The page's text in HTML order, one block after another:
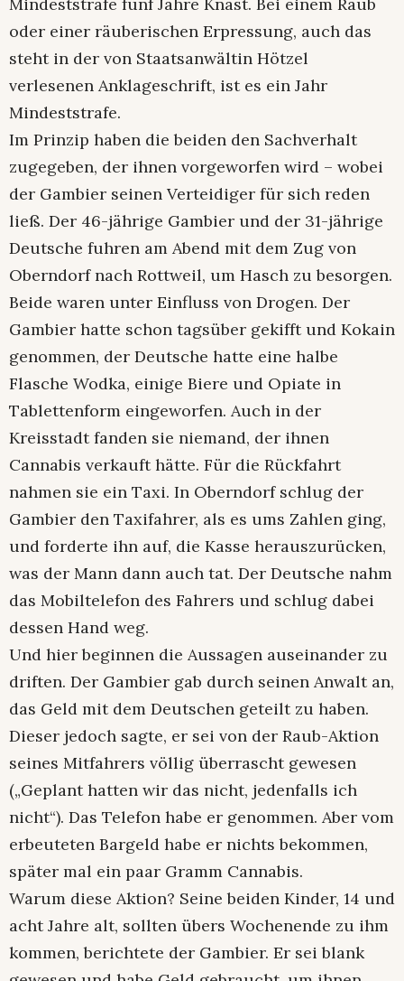
Mindeststrafe fünf Jahre Knast. Bei einem Raub
oder einer räuberischen Erpressung, auch das
steht in der von Staatsanwältin Hötzel
verlesenen Anklageschrift, ist es ein Jahr
Mindeststrafe.
Im Prinzip haben die beiden den Sachverhalt
zugegeben, der ihnen vorgeworfen wird – wobei
der Gambier seinen Verteidiger für sich reden
ließ. Der 46-jährige Gambier und der 31-jährige
Deutsche fuhren am Abend mit dem Zug von
Oberndorf nach Rottweil, um Hasch zu besorgen.
Beide waren unter Einfluss von Drogen. Der
Gambier hatte schon tagsüber gekifft und Kokain
genommen, der Deutsche hatte eine halbe
Flasche Wodka, einige Biere und Opiate in
Tablettenform eingeworfen. Auch in der
Kreisstadt fanden sie niemand, der ihnen
Cannabis verkauft hätte. Für die Rückfahrt
nahmen sie ein Taxi. In Oberndorf schlug der
Gambier den Taxifahrer, als es ums Zahlen ging,
und forderte ihn auf, die Kasse herauszurücken,
was der Mann dann auch tat. Der Deutsche nahm
das Mobiltelefon des Fahrers und schlug dabei
dessen Hand weg.
Und hier beginnen die Aussagen auseinander zu
driften. Der Gambier gab durch seinen Anwalt an,
das Geld mit dem Deutschen geteilt zu haben.
Dieser jedoch sagte, er sei von der Raub-Aktion
seines Mitfahrers völlig überrascht gewesen
(„Geplant hatten wir das nicht, jedenfalls ich
nicht“). Das Telefon habe er genommen. Aber vom
erbeuteten Bargeld habe er nichts bekommen,
später mal ein paar Gramm Cannabis.
Warum diese Aktion? Seine beiden Kinder, 14 und
acht Jahre alt, sollten übers Wochenende zu ihm
kommen, berichtete der Gambier. Er sei blank